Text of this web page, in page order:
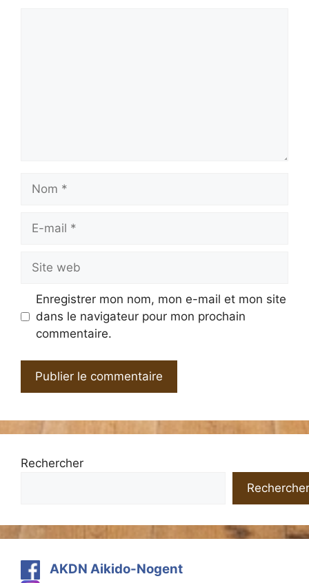
Nom
Site
web
Enregistrer mon nom, mon e-mail et mon site
dans le navigateur pour mon prochain
commentaire.
Rechercher
Rechercher
AKDN Aikido-Nogent